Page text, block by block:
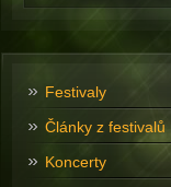
Festivaly
Články z festivalů
Koncerty